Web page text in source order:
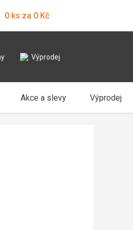
0 ks za 0 Kč
Výprodej
Akce a slevy Výprodej